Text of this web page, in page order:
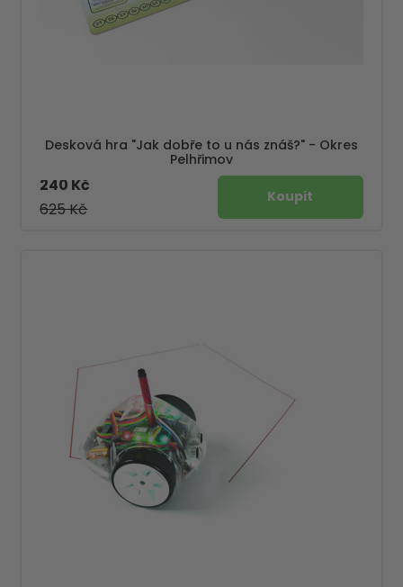
Desková hra "Jak dobře to u nás znáš?" - Okres
Pelhřimov
625 Kč
240 Kč